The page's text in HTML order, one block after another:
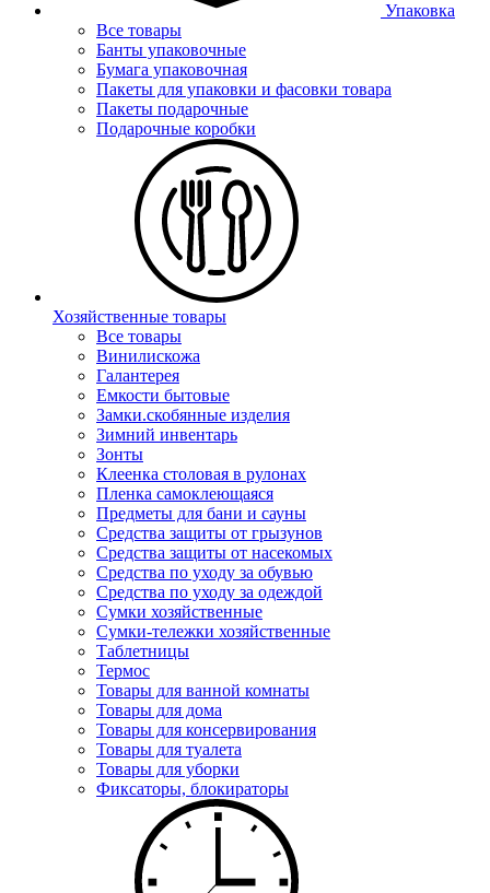
Упаковка
Все товары
Банты упаковочные
Бумага упаковочная
Пакеты для упаковки и фасовки товара
Пакеты подарочные
Подарочные коробки
Хозяйственные товары
Все товары
Винилискожа
Галантерея
Емкости бытовые
Замки.скобянные изделия
Зимний инвентарь
Зонты
Клеенка столовая в рулонах
Пленка самоклеющаяся
Предметы для бани и сауны
Средства защиты от грызунов
Средства защиты от насекомых
Средства по уходу за обувью
Средства по уходу за одеждой
Сумки хозяйственные
Сумки-тележки хозяйственные
Таблетницы
Термос
Товары для ванной комнаты
Товары для дома
Товары для консервирования
Товары для туалета
Товары для уборки
Фиксаторы, блокираторы